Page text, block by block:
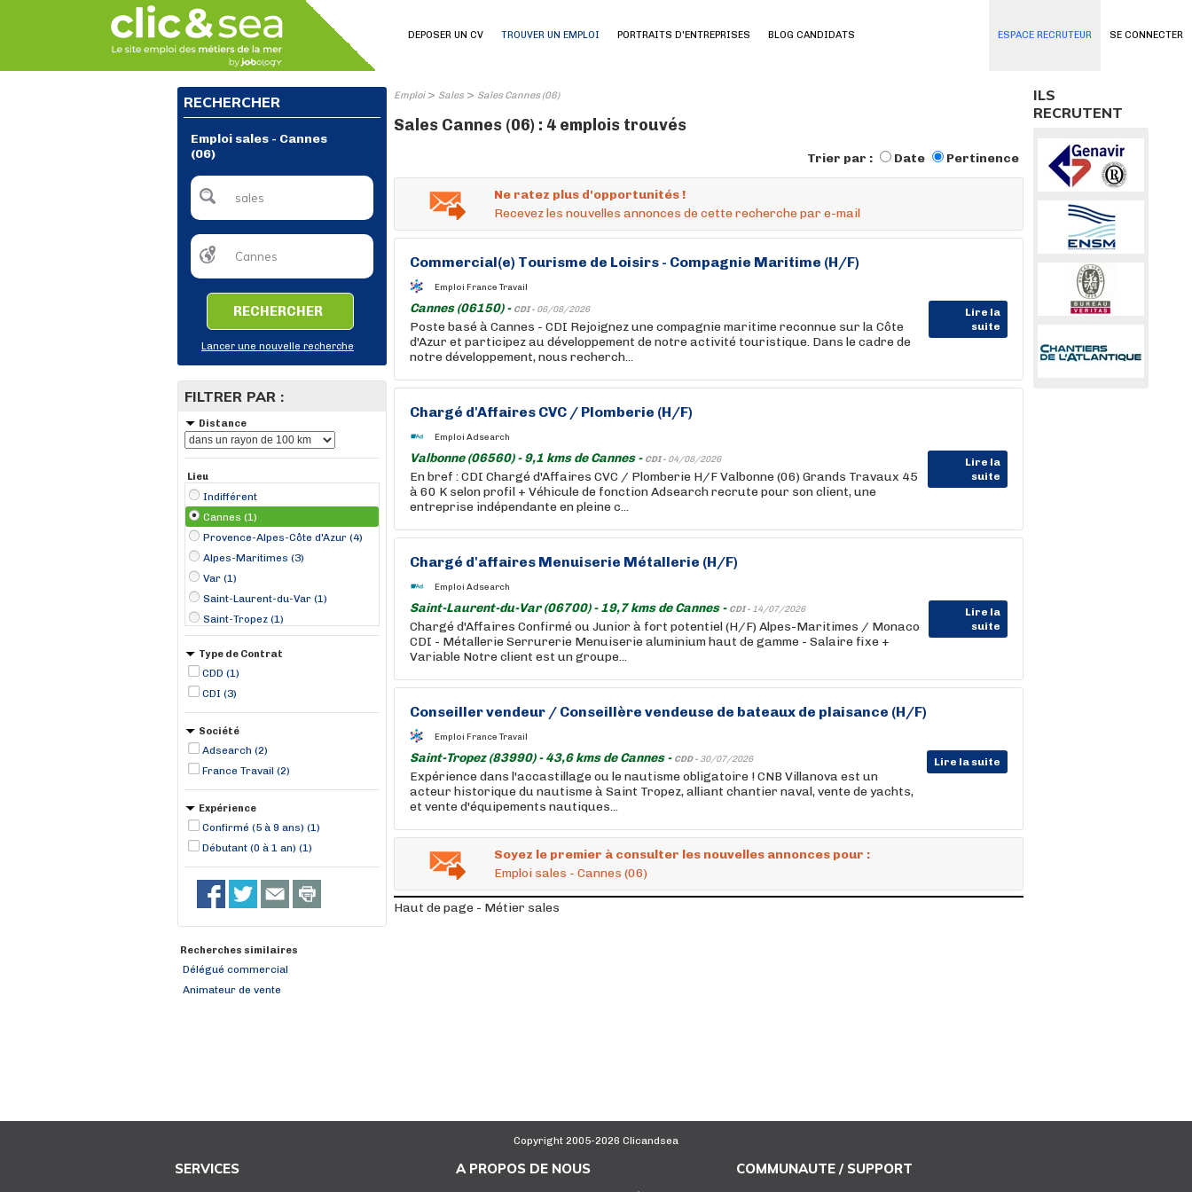
SE CONNECTER
DEPOSER UN CV TROUVER UN EMPLOI PORTRAITS D'ENTREPRISES BLOG CANDIDATS ESPACE RECRUTEUR
RECHERCHER
Emploi sales - Cannes
(06)
RECHERCHER
Lancer une nouvelle recherche
FILTRER PAR :
Distance
Lieu
Indifférent
Cannes (1)
Provence-Alpes-Côte d'Azur (4)
Alpes-Maritimes (3)
Var (1)
Saint-Laurent-du-Var (1)
Saint-Tropez (1)
Valbonne (1)
Type de Contrat
CDD (1)
CDI (3)
Société
Adsearch (2)
France Travail (2)
Expérience
Confirmé (5 à 9 ans) (1)
Débutant (0 à 1 an) (1)
Recherches similaires
Délégué commercial
Animateur de vente
Emploi> Sales> Sales Cannes (06)
Sales Cannes (06) : 4 emplois trouvés
Trier par : Date Pertinence
Ne ratez plus d'opportunités !
Recevez les nouvelles annonces de cette recherche par e-mail
Commercial(e) Tourisme de Loisirs - Compagnie Maritime (H/F)
Emploi France Travail
Cannes (06150) - CDI - 06/08/2026
Lire la
suite
Poste basé à Cannes - CDI Rejoignez une compagnie maritime reconnue sur la Côte
d'Azur et participez au développement de notre activité touristique. Dans le cadre de
notre développement, nous recherch...
Chargé d'Affaires CVC / Plomberie (H/F)
Emploi Adsearch
Valbonne (06560) - 9,1 kms de Cannes - CDI - 04/08/2026
Lire la
suite
En bref : CDI Chargé d'Affaires CVC / Plomberie H/F Valbonne (06) Grands Travaux 45
à 60 K selon profil + Véhicule de fonction Adsearch recrute pour son client, une
entreprise indépendante en pleine c...
Chargé d'affaires Menuiserie Métallerie (H/F)
Emploi Adsearch
Saint-Laurent-du-Var (06700) - 19,7 kms de Cannes - CDI - 14/07/2026
Lire la
suite
Chargé d'Affaires Confirmé ou Junior à fort potentiel (H/F) Alpes-Maritimes / Monaco
CDI - Métallerie Serrurerie Menuiserie aluminium haut de gamme - Salaire fixe +
Variable Notre client est un groupe...
Conseiller vendeur / Conseillère vendeuse de bateaux de plaisance (H/F)
Emploi France Travail
Saint-Tropez (83990) - 43,6 kms de Cannes - CDD - 30/07/2026 Lire la suite
Expérience dans l'accastillage ou le nautisme obligatoire ! CNB Villanova est un
acteur historique du nautisme à Saint Tropez, alliant chantier naval, vente de yachts,
et vente d'équipements nautiques...
Soyez le premier à consulter les nouvelles annonces pour :
Emploi sales - Cannes (06)
Haut de page - Métier sales
ILS
RECRUTENT
Copyright 2005-2026 Clicandsea
SERVICES A PROPOS DE NOUS COMMUNAUTE / SUPPORT